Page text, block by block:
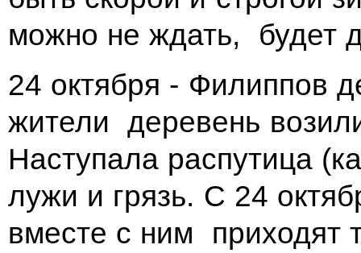
можно не ждать, будет
24 октября - Филиппов
жители деревень
Наступала распутица
лужи и грязь. С 24
вместе с ним приходят